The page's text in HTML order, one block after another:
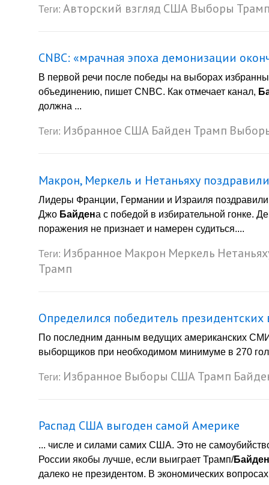
Теги: Авторский взгляд США Выборы
CNBC: «мрачная эпоха демонизации
В первой речи после победы на выборах
объединению, пишет CNBC. Как отмечает канал,
должна ...
Теги: Избранное США Байден Трамп
Макрон, Меркель и Нетаньяху
Лидеры Франции, Германии и Израиля
Джо Байдена с победой в избирательной гонке.
поражения не признает и намерен судиться....
Теги: Избранное Макрон Меркель
Трамп
Определился победитель
По последним данным ведущих американских
выборщиков при необходимом минимуме в 270
Теги: Избранное Выборы СШАТрамп
Распад США выгоден самой Америке
... числе и силами самих США. Это не
России якобы лучше, если выиграет Трамп/Байден
далеко не президентом. В экономических